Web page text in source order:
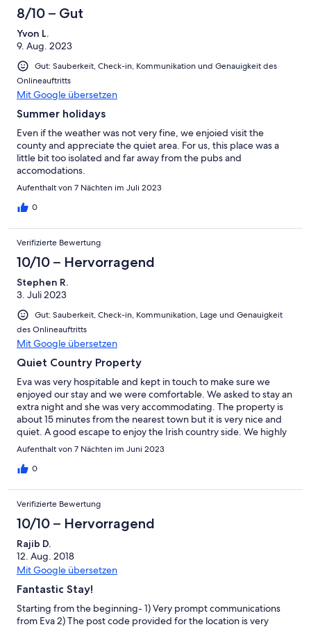
8/10 – Gut
Yvon L.
9. Aug. 2023
Gut: Sauberkeit, Check-in, Kommunikation und Genauigkeit des
Onlineauftritts
Mit Google übersetzen
Summer holidays
Even if the weather was not very fine, we enjoied visit the
county and appreciate the quiet area. For us, this place was a
little bit too isolated and far away from the pubs and
accomodations.
Aufenthalt von 7 Nächten im Juli 2023
0
Verifizierte Bewertung
10/10 – Hervorragend
Stephen R.
3. Juli 2023
Gut: Sauberkeit, Check-in, Kommunikation, Lage und Genauigkeit
des Onlineauftritts
Mit Google übersetzen
Quiet Country Property
Eva was very hospitable and kept in touch to make sure we
enjoyed our stay and we were comfortable. We asked to stay an
extra night and she was very accommodating. The property is
about 15 minutes from the nearest town but it is very nice and
quiet. A good escape to enjoy the Irish country side. We highly
recommend this property for anyone looking to avoid the city.
Aufenthalt von 7 Nächten im Juni 2023
0
Verifizierte Bewertung
10/10 – Hervorragend
Rajib D.
12. Aug. 2018
Mit Google übersetzen
Fantastic Stay!
Starting from the beginning- 1) Very prompt communications
from Eva 2) The post code provided for the location is very